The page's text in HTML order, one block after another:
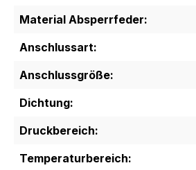
Material Absperrfeder:
Anschlussart:
Anschlussgröße:
Dichtung:
Druckbereich:
Temperaturbereich: